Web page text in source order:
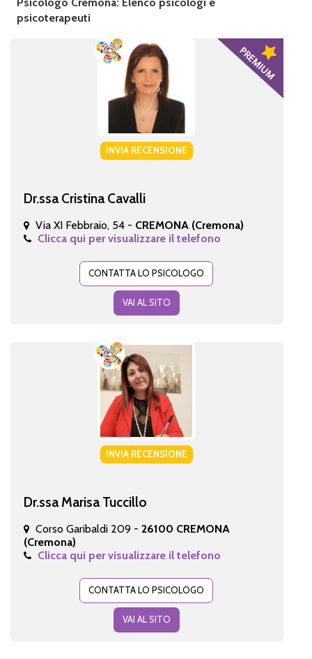
psicoterapeuti
INVIA RECENSIONE
Dr.ssa Cristina Cavalli
Via XI Febbraio, 54 - CREMONA (Cremona)
Clicca qui per visualizzare il telefono
CONTATTA LO PSICOLOGO
VAI AL SITO
INVIA RECENSIONE
Dr.ssa Marisa Tuccillo
Corso Garibaldi 209 - 26100 CREMONA
(Cremona)
Clicca qui per visualizzare il telefono
CONTATTA LO PSICOLOGO
VAI AL SITO